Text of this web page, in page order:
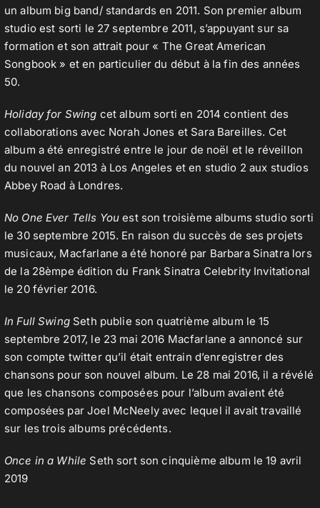
un album big band/ standards en 2011. Son premier album
studio est sorti le 27 septembre 2011, s’appuyant sur sa
formation et son attrait pour « The Great American
Songbook » et en particulier du début à la fin des années
50.
Holiday for Swing cet album sorti en 2014 contient des
collaborations avec Norah Jones et Sara Bareilles. Cet
album a été enregistré entre le jour de noël et le réveillon
du nouvel an 2013 à Los Angeles et en studio 2 aux studios
Abbey Road à Londres.
No One Ever Tells Youest son troisième albums studio sorti
le 30 septembre 2015. En raison du succès de ses projets
musicaux, Macfarlane a été honoré par Barbara Sinatra lors
de la 28èmpe édition du Frank Sinatra Celebrity Invitational
le 20 février 2016.
In Full SwingSeth publie son quatrième album le 15
septembre 2017, le 23 mai 2016 Macfarlane a annoncé sur
son compte twitter qu’il était entrain d’enregistrer des
chansons pour son nouvel album. Le 28 mai 2016, il a révélé
que les chansons composées pour l’album avaient été
composées par Joel McNeely avec lequel il avait travaillé
sur les trois albums précédents.
Once in a While Seth sort son cinquième album le 19 avril
2019